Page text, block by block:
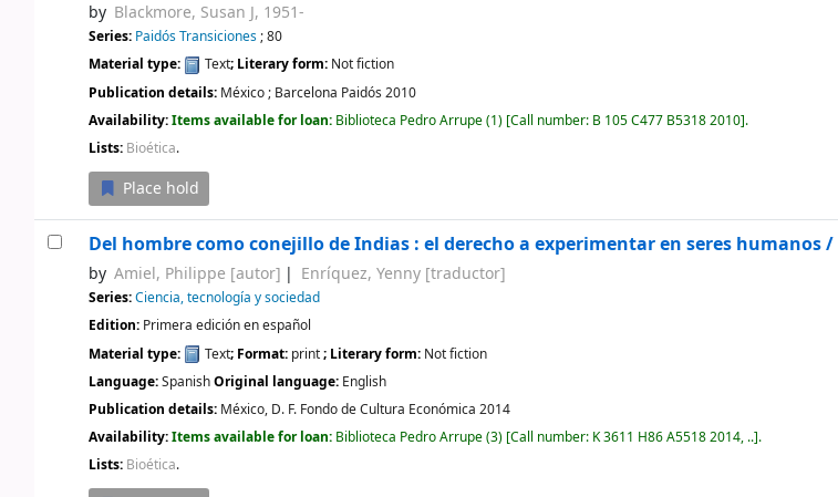
by Blackmore, Susan J, 1951-
Series: Paidós Transiciones; 80
Material type:
Text; Literary form: Not fiction
Publication details: México ; Barcelona Paidós 2010
Availability:Items available for loan: Biblioteca Pedro Arrupe(1) Call number: B 105 C477 B5318 2010 .
Lists: Bioética.
Place hold
Del hombre como conejillo de Indias : el derecho a experimentar en seres humanos /
by Amiel, Philippe [autor] Enríquez, Yenny[traductor]
Series:Ciencia, tecnología y sociedad
Edition: Primera edición en español
Material type:
Text; Format: print; Literary form: Not fiction
Language:SpanishOriginal language: English
Publication details: México, D. F. Fondo de Cultura Económica 2014
Availability:Items available for loan: Biblioteca Pedro Arrupe(3) Call number: K 3611 H86 A5518 2014, .. .
Lists: Bioética.